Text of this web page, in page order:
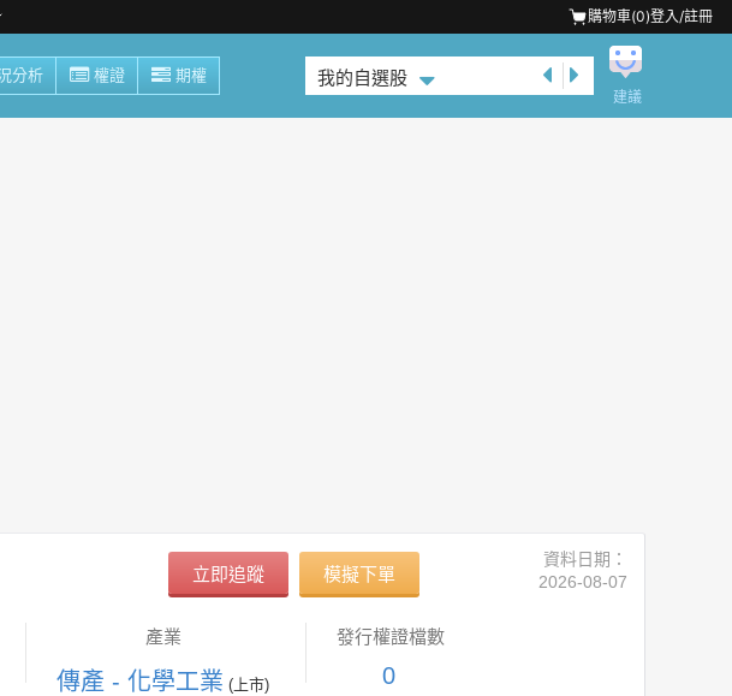
購物車(0)登入/註冊
分析 權證 期權 我的自選股
建議
立即追蹤 模擬下單
資料日期：
2026-08-07
產業
傳產 - 化學工業 (上市)
發行權證檔數
0